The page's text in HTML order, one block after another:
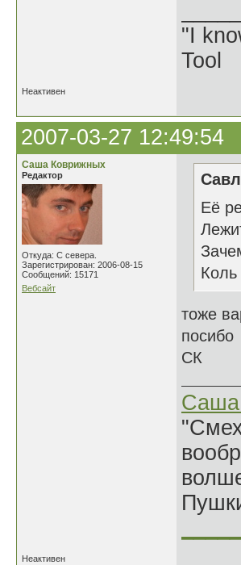
"I
Tool
Неактивен
2007-03-27 12:49:54
Саша Коврижных
Редактор
Откуда: С севера.
Зарегистрирован: 2006-08-15
Сообщений: 15171
Вебсайт
Её
Коль
тоже
посибо
СК
Саша
Неактивен